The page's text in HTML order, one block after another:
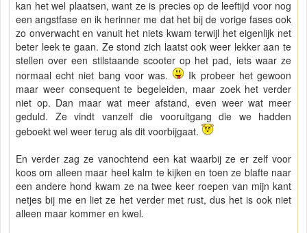
kan het wel plaatsen, want ze is precies op de leeftijd voor nog
een angstfase en ik herinner me dat het bij de vorige fases ook
zo onverwacht en vanuit het niets kwam terwijl het eigenlijk net
beter leek te gaan. Ze stond zich laatst ook weer lekker aan te
stellen over een stilstaande scooter op het pad, iets waar ze
normaal echt niet bang voor was.
Ik probeer het gewoon
maar weer consequent te begeleiden, maar zoek het verder
niet op. Dan maar wat meer afstand, even weer wat meer
geduld. Ze vindt vanzelf die vooruitgang die we hadden
geboekt wel weer terug als dit voorbijgaat.
En verder zag ze vanochtend een kat waarbij ze er zelf voor
koos om alleen maar heel kalm te kijken en toen ze blafte naar
een andere hond kwam ze na twee keer roepen van mijn kant
netjes bij me en liet ze het verder met rust, dus het is ook niet
alleen maar kommer en kwel.